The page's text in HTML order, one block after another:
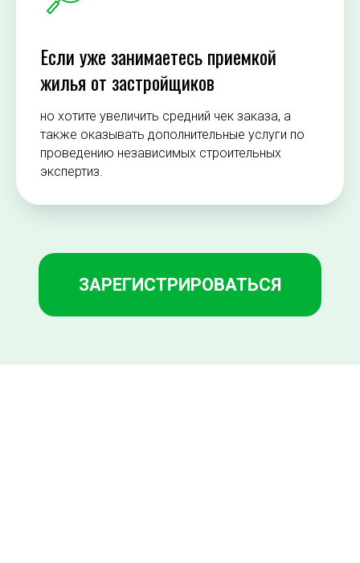
Если уже занимаетесь приемкой
жилья от застройщиков
но хотите увеличить средний чек заказа, а
также оказывать дополнительные услуги по
проведению независимых строительных
экспертиз.
ЗАРЕГИСТРИРОВАТЬСЯ